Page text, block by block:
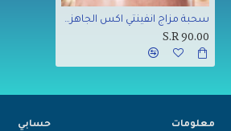
سحبة مزاج انفينتي اكس الجاهزه 9000 بف عنب ايس
S.R 90.00
معلومات حسابي